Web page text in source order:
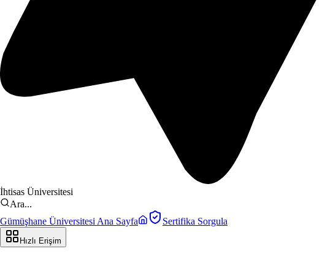
İhtisas Üniversitesi
Ara...
Gümüşhane Üniversitesi Ana Sayfa
Sertifika Sorgula
Hızlı Erişim